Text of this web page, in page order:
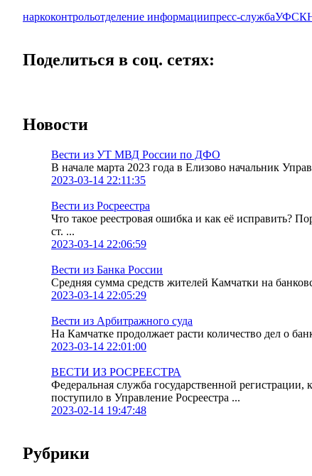
наркоконтрольотделение информациипресс-служба
Поделиться в соц. сетях:
Новости
Вести из УТ МВД России по ДФО
В начале марта 2023 года в Елизово начальник
2023-03-14 22:11:35
Вести из Росреестра
Что такое реестровая ошибка и как её исправить?
ст. ...
2023-03-14 22:06:59
Вести из Банка России
Средняя сумма средств жителей Камчатки на
2023-03-14 22:05:29
Вести из Арбитражного суда
На Камчатке продолжает расти количество дел о
2023-03-14 22:01:00
ВЕСТИ ИЗ РОСРЕЕСТРА
Федеральная служба государственной
поступило в Управление Росреестра ...
2023-02-14 19:47:48
Рубрики